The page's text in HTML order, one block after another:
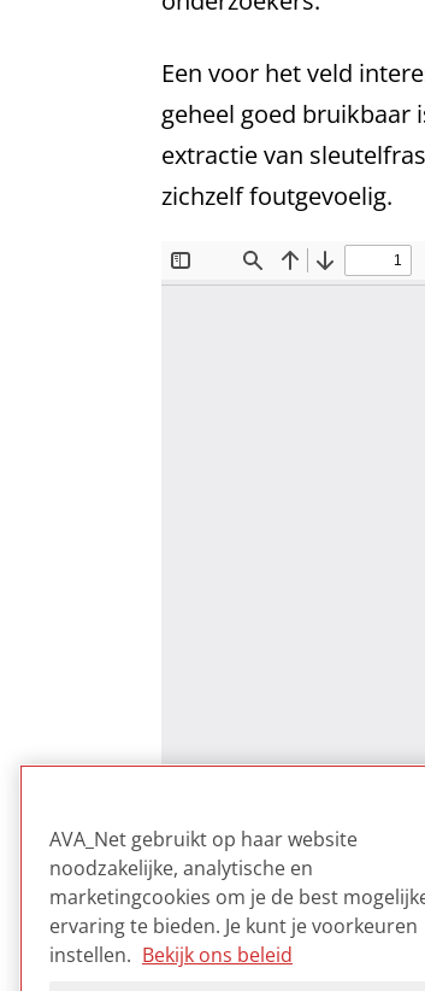
Een voor het veld
geheel goed bruikbaar
extractie van
zichzelf foutgevoelig.
AVA_Net gebruikt op haar website
noodzakelijke, analytische en
marketingcookies om je de best
ervaring te bieden. Je kunt je voorkeuren
instellen. Bekijk ons beleid